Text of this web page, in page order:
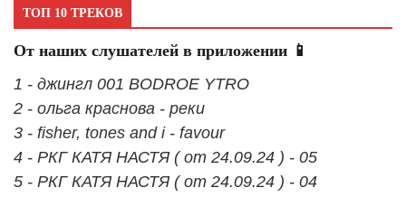
ТОП 10 ТРЕКОВ
От наших слушателей в приложении 📱
1 - джингл 001 BODROE YTRO
2 - ольга краснова - реки
3 - fisher, tones and i - favour
4 - РКГ КАТЯ НАСТЯ ( от 24.09.24 ) - 05
5 - РКГ КАТЯ НАСТЯ ( от 24.09.24 ) - 04